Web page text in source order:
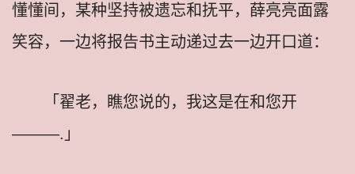
懂懂间，某种坚持被遗忘和抚平，薛亮亮面露
笑容，一边将报告书主动递过去一边开口道：
「翟老，瞧您说的，我这是在和您开
———.」